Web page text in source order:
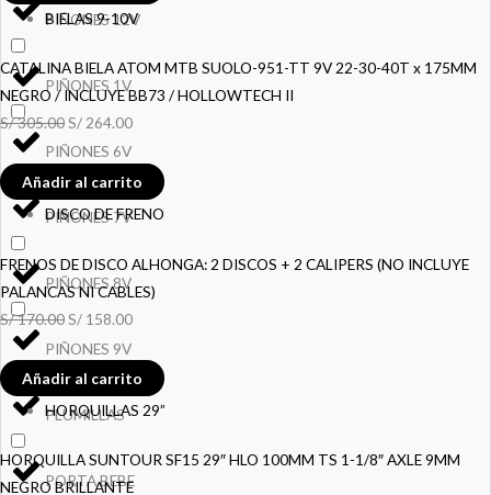
PIÑONES 12V
PIÑONES 1V
PIÑONES 6V
PIÑONES 7V
PIÑONES 8V
PIÑONES 9V
PLUMILLAS
PORTA BEBE
BIELAS 9-10V
CATALINA BIELA ATOM MTB SUOLO-951-TT 9V 22-30-40T x 175MM
NEGRO / INCLUYE BB73 / HOLLOWTECH II
S/305.00S/ 264.00
Añadir al carrito
DISCO DE FRENO
FRENOS DE DISCO ALHONGA: 2 DISCOS + 2 CALIPERS (NO INCLUYE
PALANCAS NI CABLES)
S/170.00S/ 158.00
Añadir al carrito
HORQUILLAS 29”
HORQUILLA SUNTOUR SF15 29″ HLO 100MM TS 1-1/8″ AXLE 9MM
NEGRO BRILLANTE